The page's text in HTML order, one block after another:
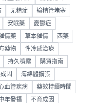
无精症 输精管堵塞
安眠藥 憂鬱症
情藥 草本催情 西藥
藥物 性冷感治療
持久噴霧 購買指南
因 海綿體擴張
血管疾病 藥效持續時間
年發福 不育成因